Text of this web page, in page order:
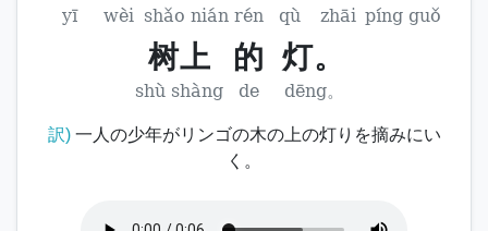
yī wèi shǎo nián rén qù zhāi píng guǒ
树上 的 灯。
shù shàng de dēng。
訳)一人の少年がリンゴの木の上の灯りを摘みにい
く。